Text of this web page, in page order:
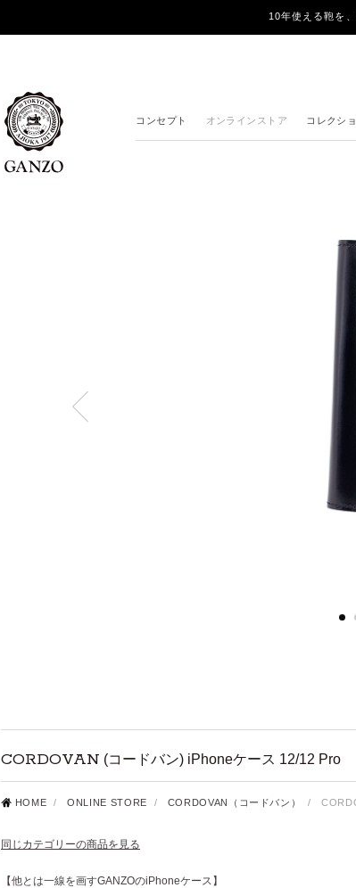
10年使える鞄を
コンセプト オンラインストア コレクシ
CORDOVAN (コードバン) iPhoneケース 12/12 Pro
HOME / ONLINE STORE / CORDOVAN（コードバン） /
同じカテゴリーの商品を見る
【他とは一線を画すGANZOのiPhoneケース】